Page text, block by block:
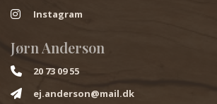
Instagram
Jørn Anderson
20 73 09 55
ej.anderson@mail.dk